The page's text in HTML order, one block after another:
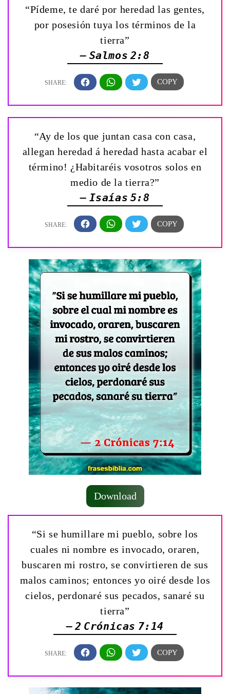
“Pídeme, te daré por heredad las gentes,
por posesión tuya los términos de la
tierra”
— Salmos 2:8
“Ay de los que juntan casa con casa,
allegan heredad á heredad hasta acabar el
término! ¿Habitaréis vosotros solos en
medio de la tierra?”
— Isaías 5:8
Download
“Si se humillare mi pueblo, sobre los
cuales ni nombre es invocado, oraren,
buscaren mi rostro, se convirtieren de sus
malos caminos; entonces yo oiré desde los
cielos, perdonaré sus pecados, sanaré su
tierra”
— 2 Crónicas 7:14